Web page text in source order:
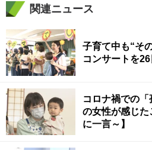
関連ニュース
子育て中も“そ
コンサートを
コロナ禍での
の女性が感じ
に一言～】